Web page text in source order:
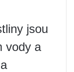
jsou
vody a